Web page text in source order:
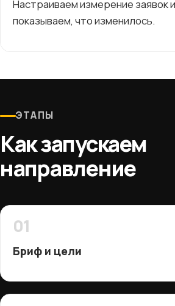
Настраиваем измерение заявок
показываем, что изменилось.
ЭТАПЫ
Как запускаем
направление
01
Бриф и цели